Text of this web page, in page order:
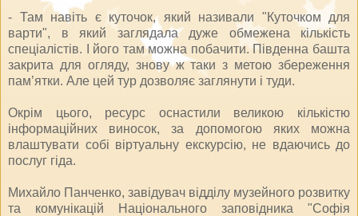
- Там навіть є куточок, який називали "Куточком для
варти", в який заглядала дуже обмежена кількість
спеціалістів. І його там можна побачити. Південна башта
закрита для огляду, знову ж таки з метою збереження
пам’ятки. Але цей тур дозволяє заглянути і туди.
Окрім цього, ресурс оснастили великою кількістю
інформаційних виносок, за допомогою яких можна
влаштувати собі віртуальну екскурсію, не вдаючись до
послуг гіда.
Михайло Панченко, завідувач відділу музейного розвитку
та комунікацій Національного заповідника "Софія